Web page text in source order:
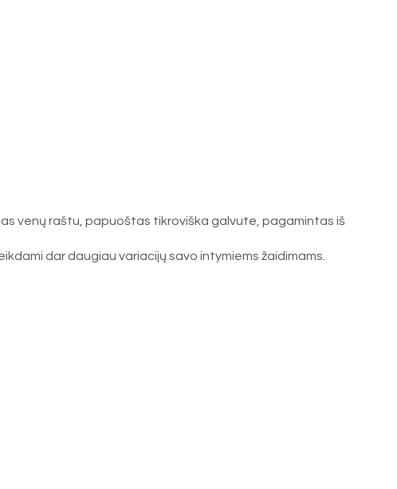
venų raštu, papuoštas tikroviška galvute, pagamintas iš
dar daugiau variacijų savo intymiems žaidimams.